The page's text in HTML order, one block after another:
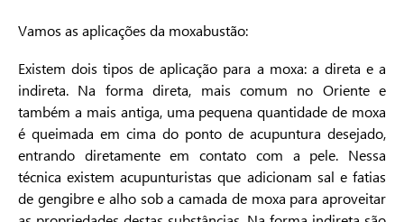
Vamos as aplicações da moxabustão:
Existem dois tipos de aplicação para a moxa: a direta e a
indireta. Na forma direta, mais comum no Oriente e
também a mais antiga, uma pequena quantidade de moxa
é queimada em cima do ponto de acupuntura desejado,
entrando diretamente em contato com a pele. Nessa
técnica existem acupunturistas que adicionam sal e fatias
de gengibre e alho sob a camada de moxa para aproveitar